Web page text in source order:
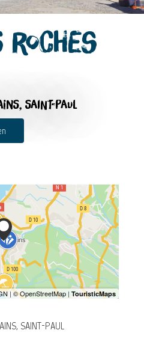
Roches
SAINT-PAUL
SAINT-PAUL